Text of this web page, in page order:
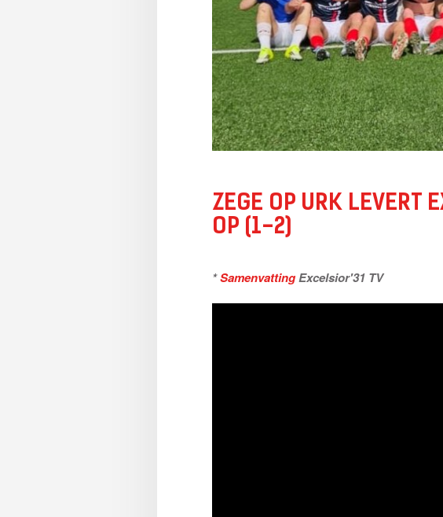
ZEGE OP URK LEVERT
OP (1-2)
*SamenvattingExcelsior'31 TV